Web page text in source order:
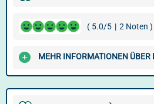
( 5.0/5 | 2 Noten )
MEHR INFORMATIONEN ÜBER